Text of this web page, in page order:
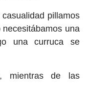
pillamos
una
una curruca se
mientras de las